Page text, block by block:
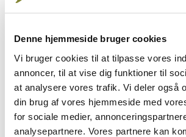
Denne hjemmeside bruger cookies
Vi bruger cookies til at tilpasse vores
annoncer, til at vise dig funktioner til
at analysere vores trafik. Vi deler også
din brug af vores hjemmeside med
for sociale medier,
analysepartnere. Vores partnere kan
tillidsforhold hund og fører imellem.
Fundamentet for en god jagthund
grundfærdighederne. Men ethvert
revne, hvis det ikke bliver efterset
Mange jægere glemmer at
grundfærdigheder, …